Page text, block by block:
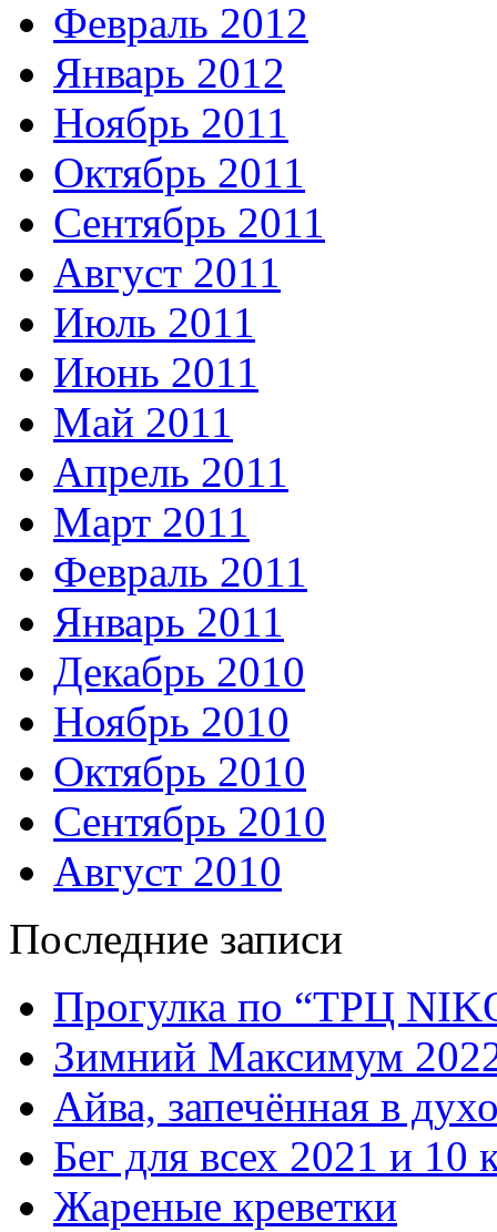
Февраль 2012
Январь 2012
Ноябрь 2011
Октябрь 2011
Сентябрь 2011
Август 2011
Июль 2011
Июнь 2011
Май 2011
Апрель 2011
Март 2011
Февраль 2011
Январь 2011
Декабрь 2010
Ноябрь 2010
Октябрь 2010
Сентябрь 2010
Август 2010
Последние записи
Прогулка по “ТРЦ
Зимний Максимум
Айва, запечённая в
Бег для всех 2021 и 10
Жареные креветки